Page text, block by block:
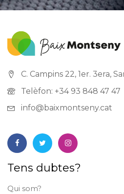
C. Campins 22, 1er. 3era,
Telèfon: +34 93 848 47 47
info@baixmontseny.cat
Tens dubtes?
Qui som?